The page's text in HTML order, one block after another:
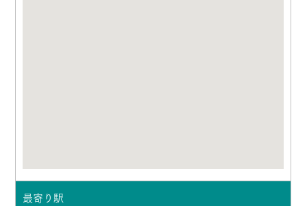
最寄り駅